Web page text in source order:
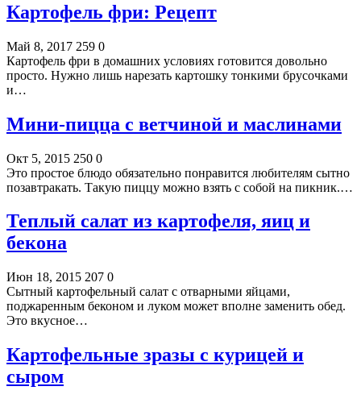
Картофель фри: Рецепт
Май 8, 2017 259 0
Картофель фри в домашних условиях готовится довольно
просто. Нужно лишь нарезать картошку тонкими брусочками
и…
Мини-пицца с ветчиной и маслинами
Окт 5, 2015 250 0
Это простое блюдо обязательно понравится любителям сытно
позавтракать. Такую пиццу можно взять с собой на пикник.…
Теплый салат из картофеля, яиц и
бекона
Июн 18, 2015 207 0
Сытный картофельный салат с отварными яйцами,
поджаренным беконом и луком может вполне заменить обед.
Это вкусное…
Картофельные зразы с курицей и
сыром